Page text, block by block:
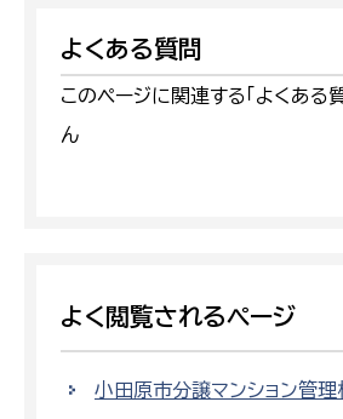
よくある質問
このページに関連する「よくある
ん
よく閲覧されるページ
小田原市分譲マンション管理